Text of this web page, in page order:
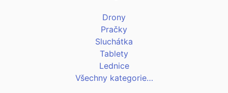
Drony
Pračky
Sluchátka
Tablety
Lednice
Všechny kategorie…